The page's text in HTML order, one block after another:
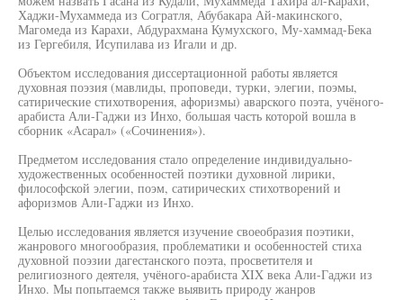
Хаджи-Мухаммеда из Согратля, Абубакара Ай-макинского,
Магомеда из Карахи, Абдурахмана Кумухского, Му-хаммад-Бека
из Гергебиля, Исупилава из Игали и др.
Объектом исследования диссертационной работы является
духовная поэзия (мавлиды, проповеди, турки, элегии, поэмы,
сатирические стихотворения, афоризмы) аварского поэта, учёного-
арабиста Али-Гаджи из Инхо, большая часть которой вошла в
сборник «Асарал» («Сочинения»).
Предметом исследования стало определение индивидуально-
художественных особенностей поэтики духовной лирики,
философской элегии, поэм, сатирических стихотворений и
афоризмов Али-Гаджи из Инхо.
Целью исследования является изучение своеобразия поэтики,
жанрового многообразия, проблематики и особенностей стиха
духовной поэзии дагестанского поэта, просветителя и
религиозного деятеля, учёного-арабиста XIX века Али-Гаджи из
Инхо. Мы попытаемся также выявить природу жанров